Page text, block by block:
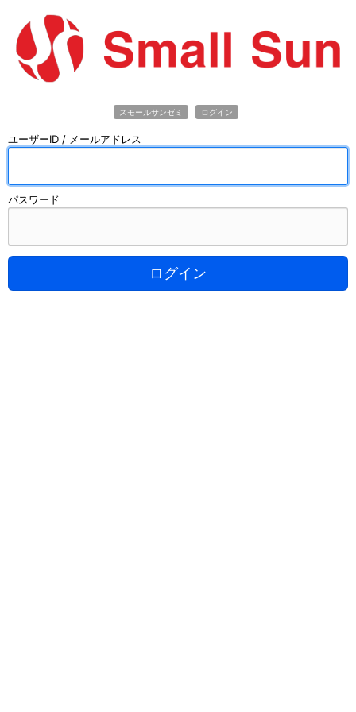
スモールサンゼミ ログイン
ユーザーID / メールアドレス
パスワード
ログイン